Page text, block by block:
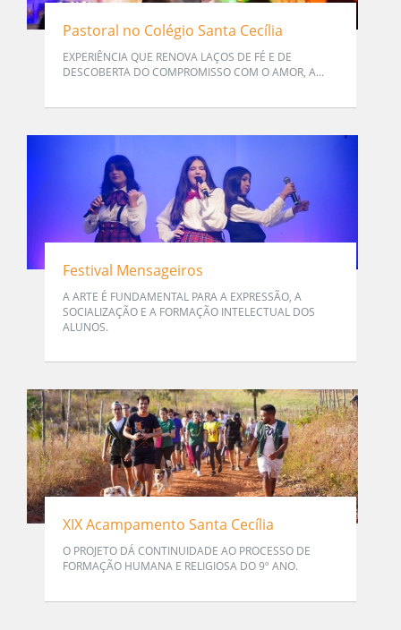
Pastoral no Colégio Santa Cecília
EXPERIÊNCIA QUE RENOVA LAÇOS DE FÉ E DE
DESCOBERTA DO COMPROMISSO COM O AMOR, A...
Festival Mensageiros
A ARTE É FUNDAMENTAL PARA A EXPRESSÃO, A
SOCIALIZAÇÃO E A FORMAÇÃO INTELECTUAL DOS
ALUNOS.
XIX Acampamento Santa Cecília
O PROJETO DÁ CONTINUIDADE AO PROCESSO DE
FORMAÇÃO HUMANA E RELIGIOSA DO 9º ANO.